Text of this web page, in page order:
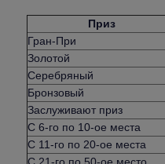
Приз
Гран-При
Золотой
Серебряный
Бронзовый
Заслуживают приз
С 6-го по 10-ое места
С 11-го по 20-ое места